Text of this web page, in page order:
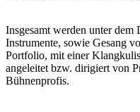
Insgesamt werden unter
Instrumente, sowie Gesang
Portfolio, mit einer
angeleitet bzw. dirigiert von
Bühnenprofis.